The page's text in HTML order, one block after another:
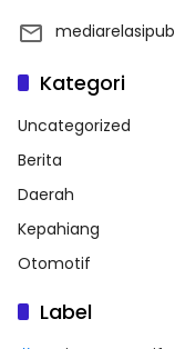
Kategori
Uncategorized
Berita
Daerah
Kepahiang
Otomotif
Label